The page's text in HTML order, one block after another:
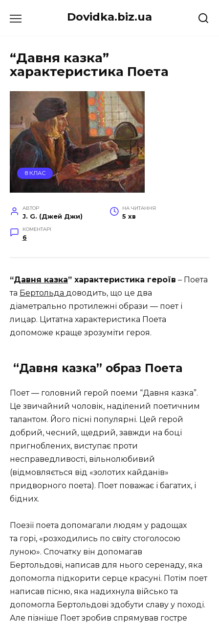
до
Dovidka.biz.ua
“Давня казка”
характеристика Поета
8 КЛАС
АВТОР
J. G. (Джей Джи)
НА ЧИТАННЯ
5 хв
КОМЕНТАРІ
6
“Давня казка” характеристика героїв – Поета
та Бертольда доводить, що це два
діаметрально протилежні образи — поет і
лицар. Цитатна характеристика Поета
допоможе краще зрозуміти героя.
“Давня казка” образ Поета
Поет — головний герой поеми “Давня казка”.
Це звичайний чоловік, наділений поетичним
талантом. Його пісні популярні. Цей герой
добрий, чесний, щедрий, завжди на боці
пригноблених, виступає проти
несправедливості, вільнолюбивий
(відмовляється від «золотих кайданів»
придворного поета). Поет поважає і багатих, і
бідних.
Поезії поета допомагали людям у радощах
та горі, «розходились по світу стоголосою
луною». Спочатку він допомагав
Бертольдові, написав для нього серенаду, яка
допомогла підкорити серце красуні. Потім поет
написав пісню, яка надихнула військо та
допомогла Бертольдові здобути славу у поході.
Але пізніше Поет зробив спрямував гостре